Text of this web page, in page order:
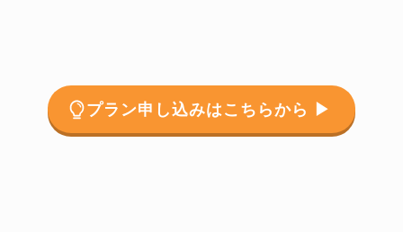
プラン申し込みはこちらから ▶